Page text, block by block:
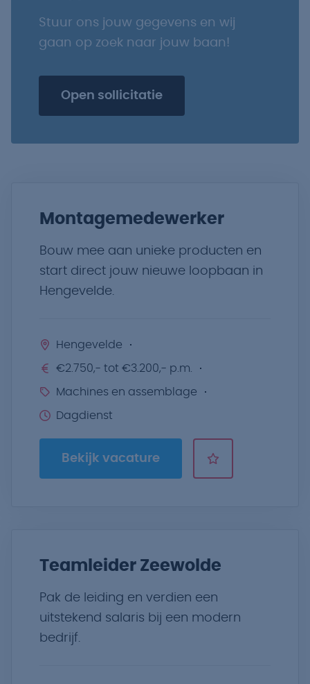
Stuur ons jouw gegevens en wij
gaan op zoek naar jouw baan!
Open sollicitatie
Montagemedewerker
Bouw mee aan unieke producten en
start direct jouw nieuwe loopbaan in
Hengevelde.
Hengevelde
€2.750,- tot €3.200,- p.m.
Machines en assemblage
Dagdienst
Bekijk vacature
Teamleider Zeewolde
Pak de leiding en verdien een
uitstekend salaris bij een modern
bedrijf.